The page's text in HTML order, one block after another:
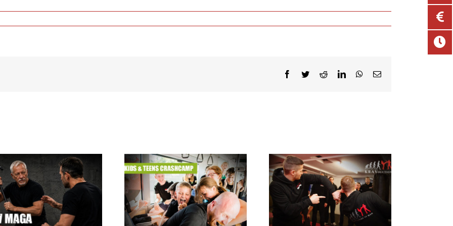
Facebook
TwitterRedditLinkedInWhatsApp
E-
Krav Maga
Sommerferien Camp für
Kids & Teens 24.08. –
Instructor Courses